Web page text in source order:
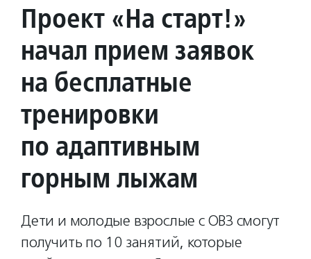
Проект «На старт!»
начал прием заявок
на бесплатные
тренировки
по адаптивным
горным лыжам
Дети и молодые взрослые с ОВЗ смогут
получить по 10 занятий, которые